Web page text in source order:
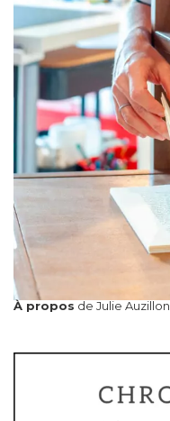
À propos de Julie Auzillon